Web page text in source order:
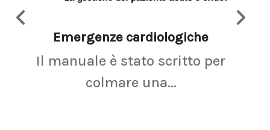
Emergenze cardiologiche
Il manuale è stato scritto per
colmare una...